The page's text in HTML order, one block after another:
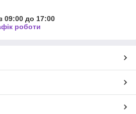
09:00 до 17:00
роботи